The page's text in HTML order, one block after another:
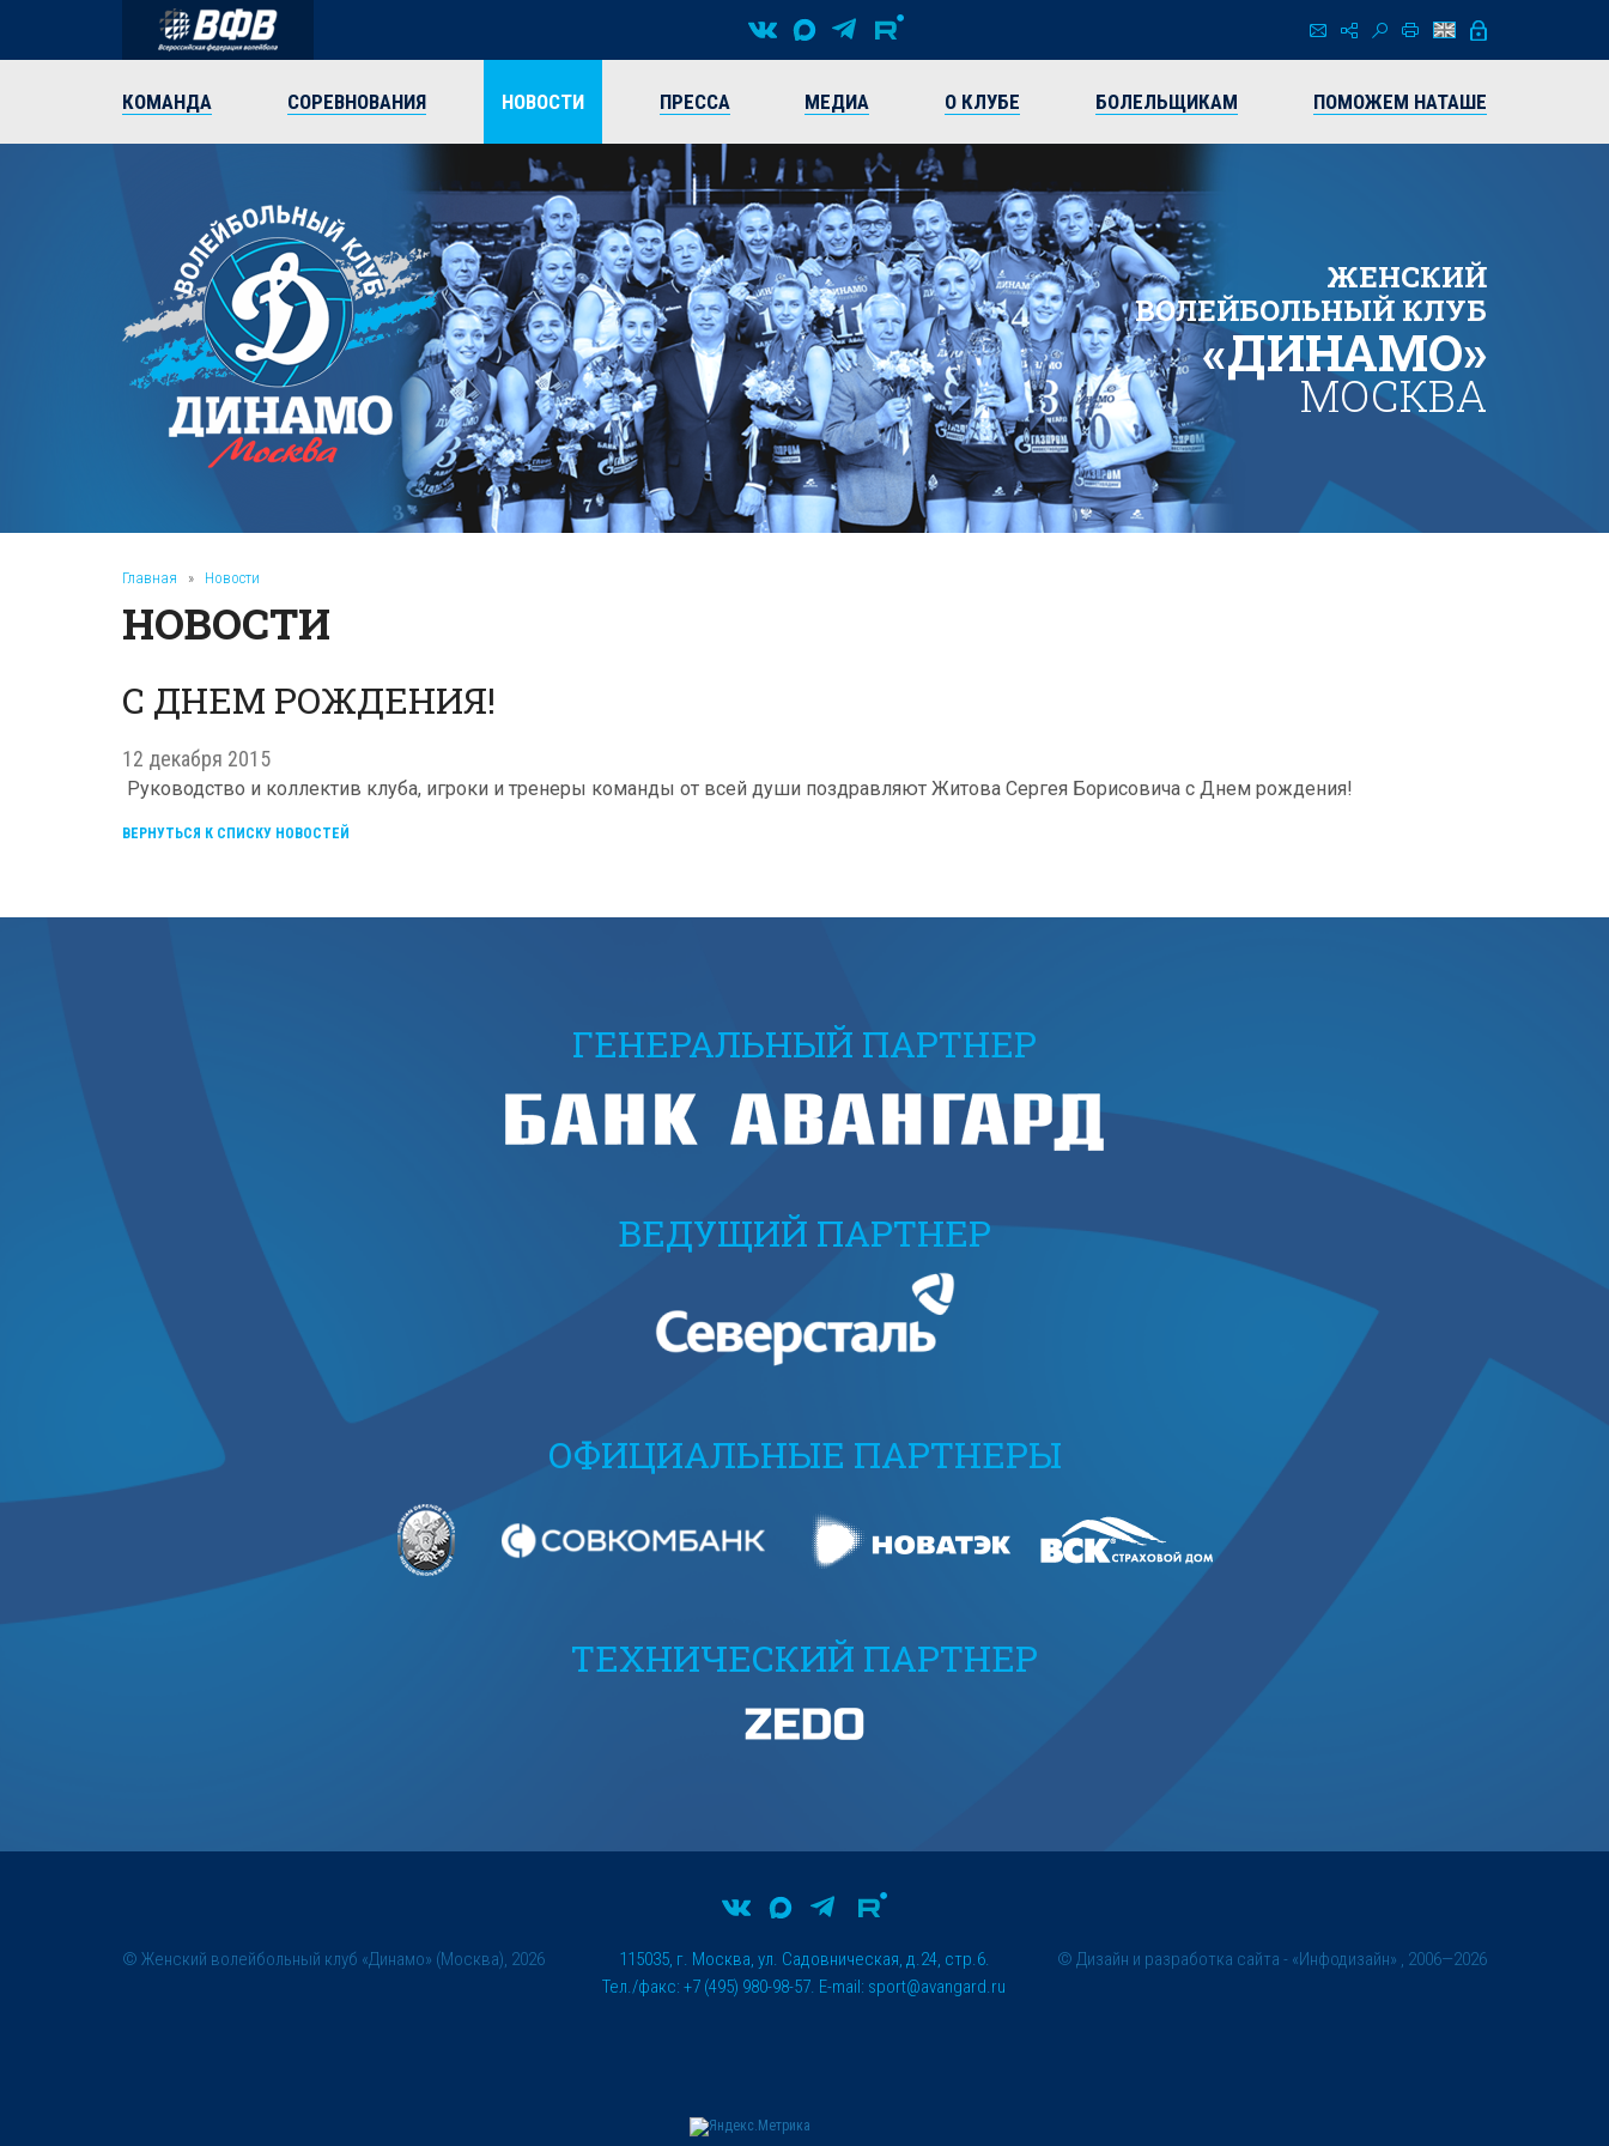
КОМАНДА СОРЕВНОВАНИЯ НОВОСТИ ПРЕССА МЕДИА О КЛУБЕ БОЛЕЛЬЩИКАМ ПОМОЖЕМ НАТАШЕ
ЖЕНСКИЙ
ВОЛЕЙБОЛЬНЫЙ КЛУБ
«ДИНАМО»
МОСКВА
Главная » Новости
НОВОСТИ
С ДНЕМ РОЖДЕНИЯ!
12 декабря 2015
Руководство и коллектив клуба, игроки и тренеры команды от всей души поздравляют Житова Сергея Борисовича с Днем рождения!
ВЕРНУТЬСЯ К СПИСКУ НОВОСТЕЙ
ГЕНЕРАЛЬНЫЙ ПАРТНЕР
ВЕДУЩИЙ ПАРТНЕР
ОФИЦИАЛЬНЫЕ ПАРТНЕРЫ
ТЕХНИЧЕСКИЙ ПАРТНЕР
© Женский волейбольный клуб «Динамо» (Москва), 2026
115035, г. Москва, ул. Садовническая, д.24, стр.6.
Тел./факс: +7 (495) 980-98-57. E-mail: sport@avangard.ru
© Дизайн и разработка сайта - «Инфодизайн» , 2006—2026